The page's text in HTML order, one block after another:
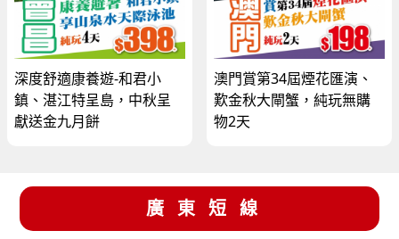
深度舒適康養遊-和君小
鎮、湛江特呈島，中秋呈
獻送金九月餅
澳門賞第34屆煙花匯演、
歎金秋大閘蟹，純玩無購
物2天
廣東短線